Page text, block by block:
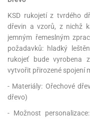
KSD rukojetí z tvrdého
dřevin a vzorů, z nichž
jemným řemeslným
požadavků: hladký
rukojeť bude vyrobena
vytvořit přirozené spojení
- Materiály: Ořechové
dřevo)
- Možnost